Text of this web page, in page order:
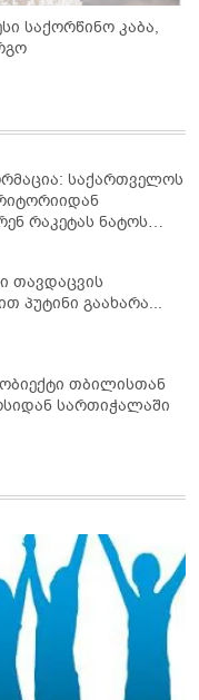
საქართველოს
რაკეტას ნატოს
თავდაცვის
პუტინი გაახარა...
თბილისთან
ახლოს ანუ კოსმოსიდან სართიჭალაში